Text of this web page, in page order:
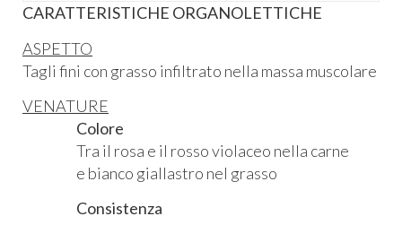
CARATTERISTICHE ORGANOLETTICHE
ASPETTO
Tagli fini con grasso infiltrato nella massa muscolare
VENATURE
Colore
Tra il rosa e il rosso violaceo nella carne
e bianco giallastro nel grasso
Consistenza